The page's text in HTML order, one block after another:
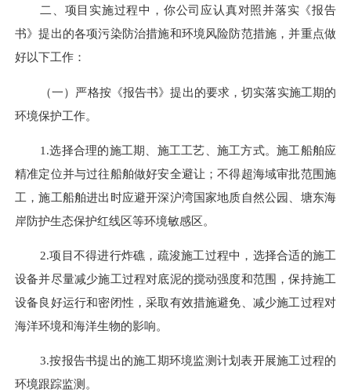
二、项目实施过程中，你公司应认真对照并落实《报告
书》提出的各项污染防治措施和环境风险防范措施，并重点做
好以下工作：
（一） 严格按《报告书》提出的要求，切实落实施工期的
环境保护工作。
1.选择合理的施工期、施工工艺、施工方式。施工船舶应
精准定位并与过往船舶做好安全避让；不得超海域审批范围施
工，施工船舶进出时应避开深沪湾国家地质自然公园
塘东海
岸防护生态保护红线区等环境敏感区。
2.项目不得进行炸礁， 疏浚施工过程中，选择合适的施工
设备并尽量减少施工过程对底泥的搅动强度和范围，保持施工
设备良好运行和密闭性，采取有效措施避免、减少施工过程对
海洋环境和海洋生物的影响。
3.按报告书提出的施工期环境监测计划表开展施工过程的
环境跟踪监测。